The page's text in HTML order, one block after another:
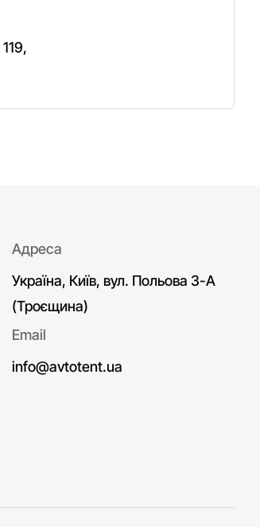
119,
Адреса
Україна, Київ, вул. Польова 3-А
(Троєщина)
Email
info@avtotent.ua